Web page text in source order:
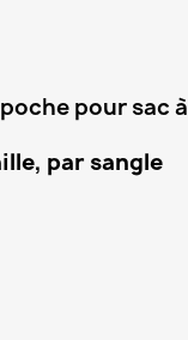
pour sac à
par sangle